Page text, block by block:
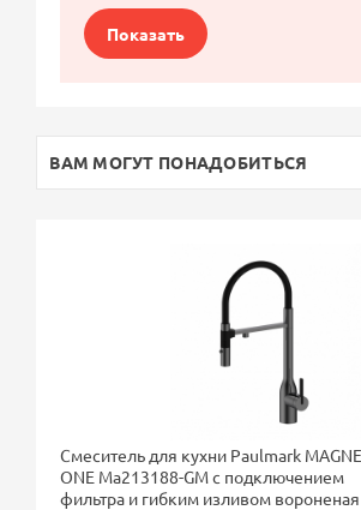
Показать
ВАМ МОГУТ ПОНАДОБИТЬСЯ
Смеситель для кухни Paulmark
ONE Ma213188-GM с подключением
фильтра и гибким изливом вороненая